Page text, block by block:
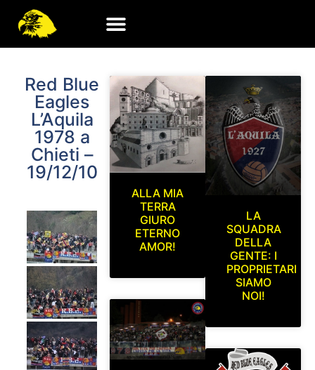
Red Blue
Eagles
L’Aquila
1978 a
Chieti –
19/12/10
ALLA MIA
TERRA
GIURO
ETERNO
AMOR!
LA
SQUADRA
DELLA
GENTE: I
PROPRIETARI
SIAMO
NOI!